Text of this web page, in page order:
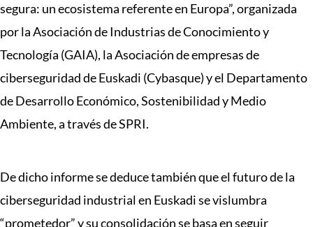
segura: un ecosistema referente en Europa”, organizada
por la Asociación de Industrias de Conocimiento y
Tecnología (GAIA), la Asociación de empresas de
ciberseguridad de Euskadi (Cybasque) y el Departamento
de Desarrollo Económico, Sostenibilidad y Medio
Ambiente, a través de SPRI.
De dicho informe se deduce también que el futuro de la
ciberseguridad industrial en Euskadi se vislumbra
“prometedor” y su consolidación se basa en seguir